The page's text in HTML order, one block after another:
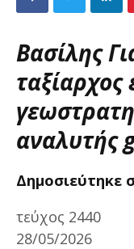
Βασίλης
αναλυτής
Δημοσιεύτηκε
τεύχος 2440
28/05/2026